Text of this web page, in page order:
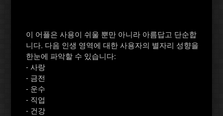
이 어플은 사용이 쉬울 뿐만 아니라 아름답고 단순합
니다. 다음 인생 영역에 대한 사용자의 별자리 성향을
한눈에 파악할 수 있습니다:
- 사랑
- 금전
- 운수
- 직업
- 건강